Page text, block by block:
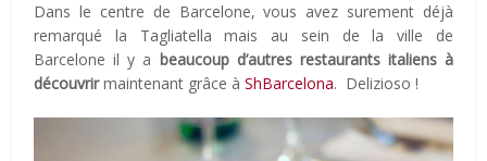
Dans le centre de Barcelone, vous avez surement déjà
remarqué la Tagliatella mais au sein de la ville de
Barcelone il y a beaucoup d’autres restaurants italiens à
découvrirmaintenant grâce àShBarcelona. Delizioso !